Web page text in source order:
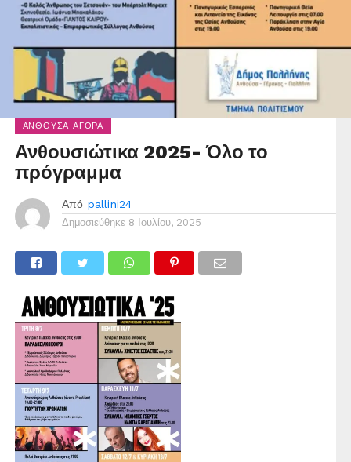
ΑΝΘΟΎΣΑ ΑΓΟΡΆ
Ανθουσιώτικα 2025- Όλο το
πρόγραμμα
Από pallini24
Δημοσιεύθηκε 8 Ιουλίου, 2025